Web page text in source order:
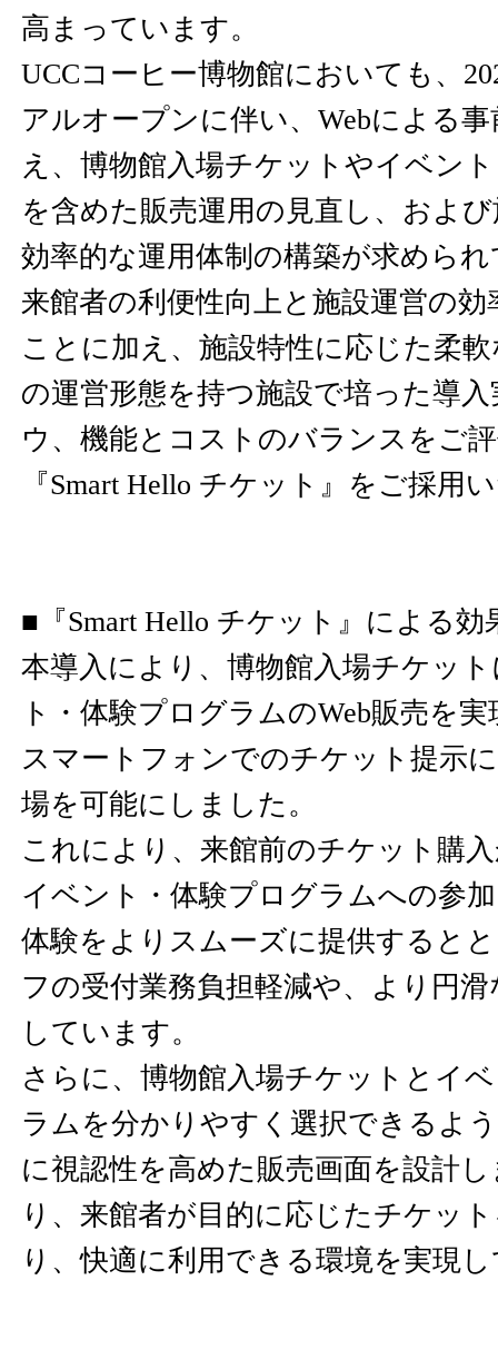
高まっています。
UCCコーヒー博物館においても、
アルオープンに伴い、Webによる
え、博物館入場チケットやイベン
を含めた販売運用の見直し、およ
効率的な運用体制の構築が求めら
来館者の利便性向上と施設運営の
ことに加え、施設特性に応じた柔
の運営形態を持つ施設で培った導
ウ、機能とコストのバランスをご
『Smart Hello チケット』をご採用
■『Smart Hello チケット』による効
本導入により、博物館入場チケッ
ト・体験プログラムのWeb販売を
スマートフォンでのチケット提示
場を可能にしました。
これにより、来館前のチケット購
イベント・体験プログラムへの参
体験をよりスムーズに提供すると
フの受付業務負担軽減や、より円
しています。
さらに、博物館入場チケットとイ
ラムを分かりやすく選択できるよ
に視認性を高めた販売画面を設計
り、来館者が目的に応じたチケッ
り、快適に利用できる環境を実現